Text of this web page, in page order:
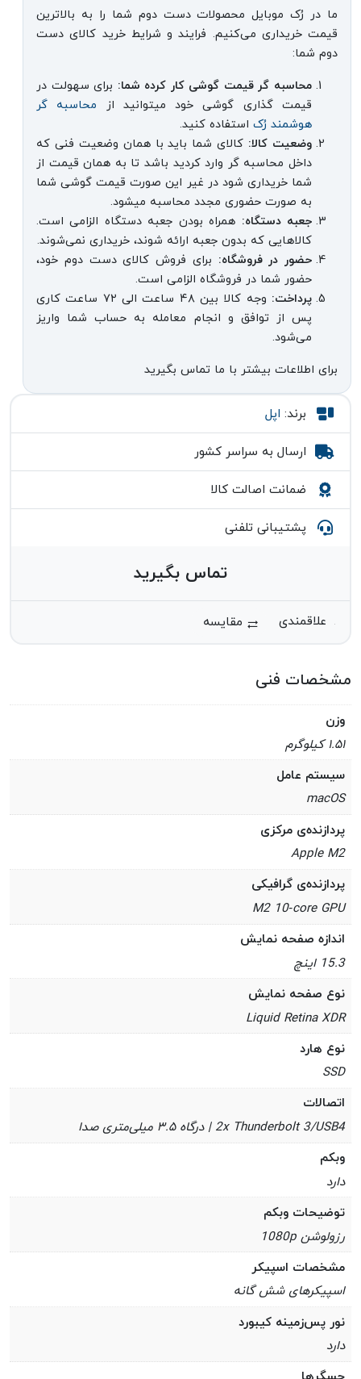
ما در رُک موبایل محصولات دست دوم شما را به بالاترین
قیمت خریداری می‌کنیم. فرایند و شرایط خرید کالای دست
دوم شما:
محاسبه گر قیمت گوشی کار کرده شما: برای سهولت در
قیمت گذاری گوشی خود میتوانید از محاسبه گر
هوشمند رُک استفاده کنید.
وضعیت کالا: کالای شما باید با همان وضعیت فنی که
داخل محاسبه گر وارد کردید باشد تا به همان قیمت از
شما خریداری شود در غیر این صورت قیمت گوشی شما
به صورت حضوری مجدد محاسبه میشود.
جعبه دستگاه: همراه بودن جعبه دستگاه الزامی است.
کالاهایی که بدون جعبه ارائه شوند، خریداری نمی‌شوند.
حضور در فروشگاه: برای فروش کالای دست دوم خود،
حضور شما در فروشگاه الزامی است.
پرداخت:
وجه کالا بین ۴۸ ساعت الی ۷۲ ساعت کاری
پس از توافق و انجام معامله به حساب شما واریز
می‌شود.
برای اطلاعات بیشتر با ما تماس بگیرید
برند: اپل
ارسال به سراسر کشور
ضمانت اصالت کالا
پشتیبانی تلفنی
تماس بگیرید
مقایسه
مشخصات فنی
وزن
۱.۵۱ کیلوگرم
سیستم عامل
macOS
پردازنده‌ی مرکزی
Apple M2
پردازنده‌ی گرافیکی
M2 10‑core GPU
اندازه صفحه نمایش
15.3 اینچ
نوع صفحه نمایش
Liquid Retina XDR
نوع هارد
SSD
اتصالات
2x Thunderbolt 3/USB4 | درگاه ۳.۵ میلی‌متری صدا
وبکم
دارد
توضیحات وبکم
رزولوشن 1080p
مشخصات اسپیکر
اسپیکر‌های شش گانه
نور پس‌زمینه کیبورد
دارد